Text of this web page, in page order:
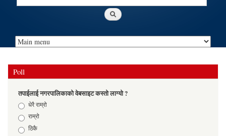
Poll
तपाईलाई नगरपालिकाको वेबसाइट कस्तो लाग्यो ?
Choicesधेरै राम्रो
राम्रो
ठिकै